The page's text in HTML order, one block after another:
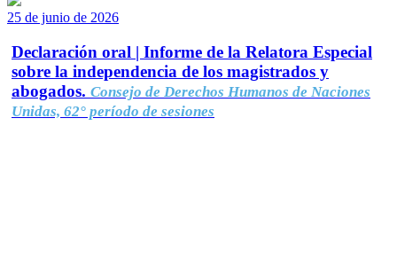
25 de junio de 2026
Declaración oral | Informe de la Relatora Especial
sobre la independencia de los magistrados y
abogados. Consejo de Derechos Humanos de Naciones
Unidas, 62° período de sesiones